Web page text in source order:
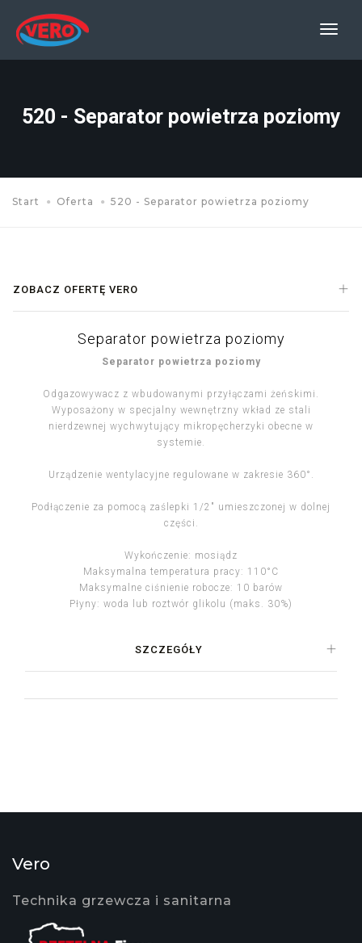
520 - Separator powietrza poziomy
Start Oferta 520 - Separator powietrza poziomy
ZOBACZ OFERTĘ VERO
Separator powietrza poziomy
Separator powietrza poziomy
Odgazowywacz z wbudowanymi przyłączami żeńskimi.
Wyposażony w specjalny wewnętrzny wkład ze stali
nierdzewnej wychwytujący mikropęcherzyki obecne w
systemie.
Urządzenie wentylacyjne regulowane w zakresie 360°.
Podłączenie za pomocą zaślepki 1/2″ umieszczonej w dolnej
części.
Wykończenie: mosiądz
Maksymalna temperatura pracy: 110°C
Maksymalne ciśnienie robocze: 10 barów
Płyny: woda lub roztwór glikolu (maks. 30%)
SZCZEGÓŁY
Vero
Technika grzewcza i sanitarna